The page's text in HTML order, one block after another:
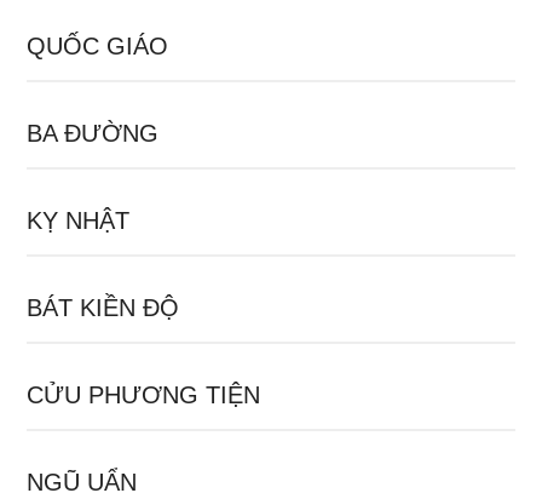
QUỐC GIÁO
BA ĐƯỜNG
KỴ NHẬT
BÁT KIỀN ĐỘ
CỬU PHƯƠNG TIỆN
NGŨ UẨN